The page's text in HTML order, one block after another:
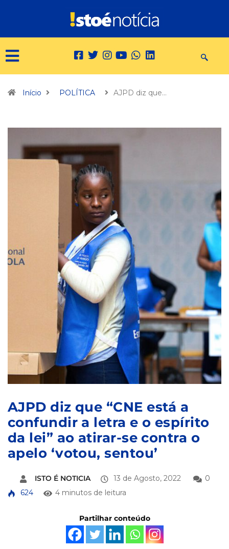
Início POLÍTICA AJPD diz que…
AJPD diz que “CNE está a
confundir a letra e o espírito
da lei” ao atirar-se contra o
apelo ‘votou, sentou’
ISTO É NOTICIA 13 de Agosto, 2022
0
624
4 minutos de leitura
Partilhar conteúdo